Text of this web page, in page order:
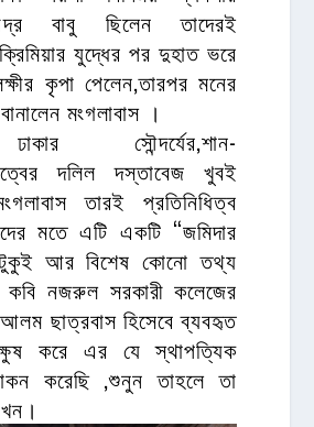
বাবু ছিলেন তাদেরই
যুদ্ধের পর দুহাত ভরে
কৃপা পেলেন,তারপর মনের
মংগলাবাস ।
সৌন্দর্যের,শান-
দলিল দস্তাবেজ খুবই
তারই প্রতিনিধিত্ব
মতে এটি একটি “জমিদার
আর বিশেষ কোনো তথ্য
কবি নজরুল সরকারী কলেজের
ছাত্রবাস হিসেবে ব্যবহৃত
করে এর যে স্থাপত্যিক
করেছি ,শুনুন তাহলে তা